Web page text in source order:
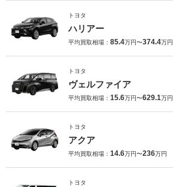
トヨタ
ハリアー
平均買取相場： 85.4万円〜374.4万円
トヨタ
ヴェルファイア
平均買取相場： 15.6万円〜629.1万円
トヨタ
アクア
平均買取相場： 14.6万円〜236万円
トヨタ